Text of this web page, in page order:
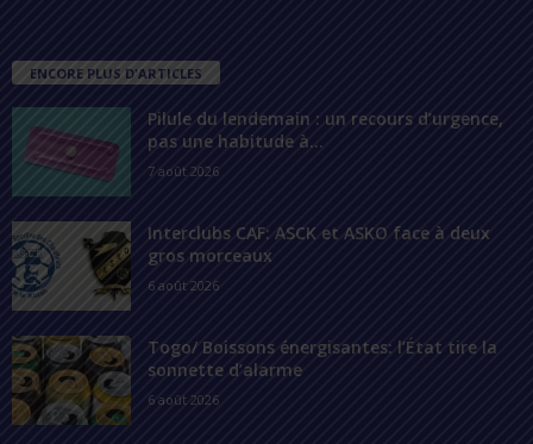
ENCORE PLUS D'ARTICLES
Pilule du lendemain : un recours d’urgence,
pas une habitude à...
7 août 2026
Interclubs CAF: ASCK et ASKO face à deux
gros morceaux
6 août 2026
Togo/ Boissons énergisantes: l’État tire la
sonnette d’alarme
6 août 2026